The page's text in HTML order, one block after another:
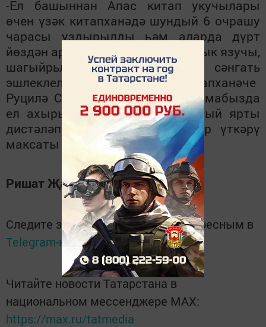
-Ел башыннан Апас китап укучылары
өчен үзәк китапханәдә шундый 6 очрашу
чарасы уздырылды һәм аларда дүрт
йөздән артык апаслы, уннан артык язучы,
шагыйрьләр һәм артистлар, сәнгать
эшлеклеләре катнашты,-ди китапханәче
Руцилә Садриева. –Эш программабызда
ел ахырына кадәр тагын шундый ярты
дистәләп иҗади,әдәби кичәләр үткәрү
максаты куелды.
Ришат Җамалиев.
Следите за самым важным и интересным в
Telegram-каналеТатмедиа
Читайте новости Татарстана в
национальном мессенджере MАХ:
https://max.ru/tatmedia